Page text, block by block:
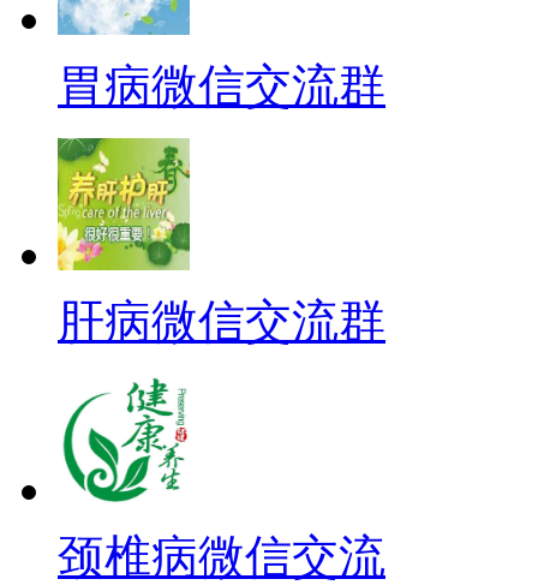
胃病微信交流群
肝病微信交流群
颈椎病微信交流